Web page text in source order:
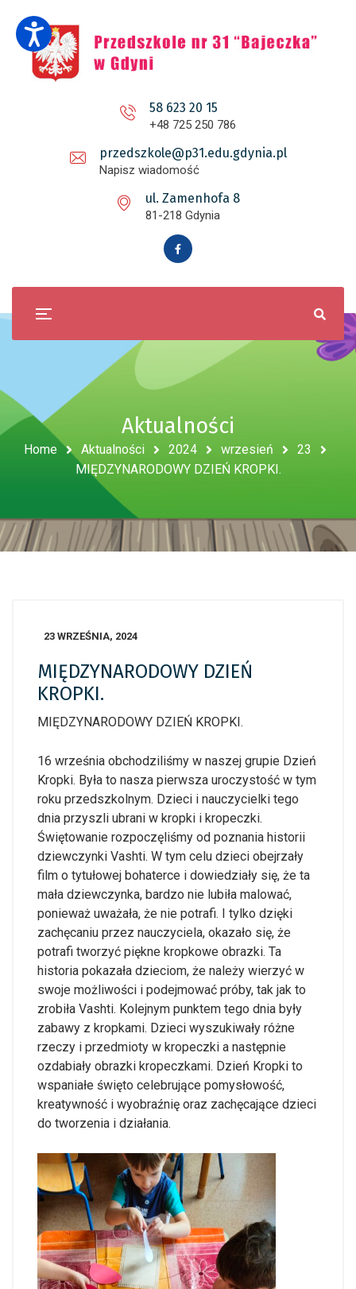
58 623 20 15
+48 725 250 786
przedszkole@p31.edu.gdynia.pl
Napisz wiadomość
ul. Zamenhofa 8
81-218 Gdynia
Aktualności
Home Aktualności 2024 wrzesień
23
MIĘDZYNARODOWY DZIEŃ KROPKI.
23 WRZEŚNIA, 2024
MIĘDZYNARODOWY DZIEŃ
KROPKI.
MIĘDZYNARODOWY DZIEŃ KROPKI.
16 września obchodziliśmy w naszej grupie Dzień
Kropki. Była to nasza pierwsza uroczystość w tym
roku przedszkolnym. Dzieci i nauczycielki tego
dnia przyszli ubrani w kropki i kropeczki.
Świętowanie rozpoczęliśmy od poznania historii
dziewczynki Vashti. W tym celu dzieci obejrzały
film o tytułowej bohaterce i dowiedziały się, że ta
mała dziewczynka, bardzo nie lubiła malować,
ponieważ uważała, że nie potrafi. I tylko dzięki
zachęcaniu przez nauczyciela, okazało się, że
potrafi tworzyć piękne kropkowe obrazki. Ta
historia pokazała dzieciom, że należy wierzyć w
swoje możliwości i podejmować próby, tak jak to
zrobiła Vashti. Kolejnym punktem tego dnia były
zabawy z kropkami. Dzieci wyszukiwały różne
rzeczy i przedmioty w kropeczki a następnie
ozdabiały obrazki kropeczkami. Dzień Kropki to
wspaniałe święto celebrujące pomysłowość,
kreatywność i wyobraźnię oraz zachęcające dzieci
do tworzenia i działania.